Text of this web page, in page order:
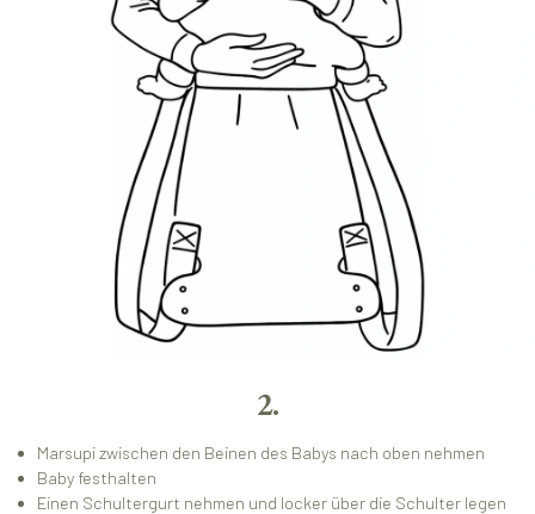
2.
Marsupi zwischen den Beinen des Babys nach oben nehmen
Baby festhalten
Einen Schultergurt nehmen und locker über die Schulter legen